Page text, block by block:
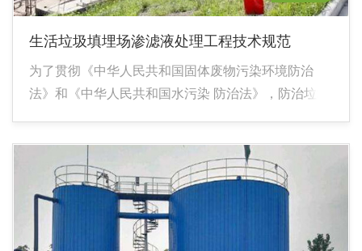
生活垃圾填埋场渗滤液处理工程技术规范
为了贯彻《中华人民共和国固体废物污染环境防治
法》和《中华人民共和国水污染 防治法》，防治垃圾